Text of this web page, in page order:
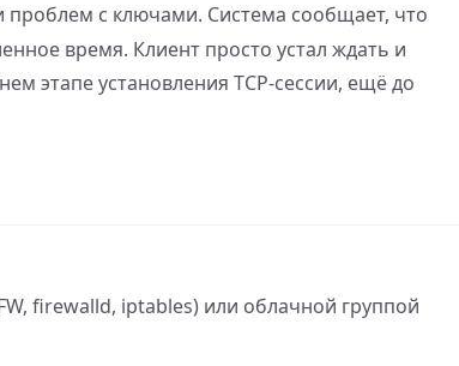
проблем с ключами. Система сообщает, что
время. Клиент просто устал ждать и
этапе установления TCP-сессии, ещё до
firewalld, iptables) или облачной группой